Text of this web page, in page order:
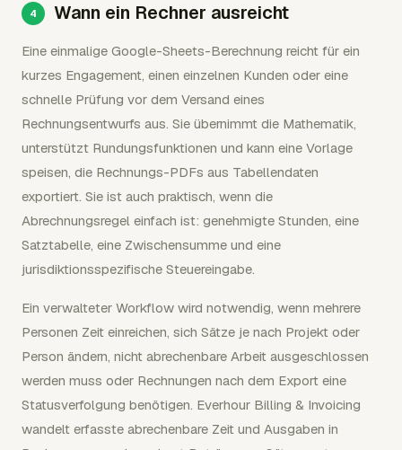
Wann ein Rechner ausreicht
Eine einmalige Google-Sheets-Berechnung reicht für ein
kurzes Engagement, einen einzelnen Kunden oder eine
schnelle Prüfung vor dem Versand eines
Rechnungsentwurfs aus. Sie übernimmt die Mathematik,
unterstützt Rundungsfunktionen und kann eine Vorlage
speisen, die Rechnungs-PDFs aus Tabellendaten
exportiert. Sie ist auch praktisch, wenn die
Abrechnungsregel einfach ist: genehmigte Stunden, eine
Satztabelle, eine Zwischensumme und eine
jurisdiktionsspezifische Steuereingabe.
Ein verwalteter Workflow wird notwendig, wenn mehrere
Personen Zeit einreichen, sich Sätze je nach Projekt oder
Person ändern, nicht abrechenbare Arbeit ausgeschlossen
werden muss oder Rechnungen nach dem Export eine
Statusverfolgung benötigen. Everhour Billing & Invoicing
wandelt erfasste abrechenbare Zeit und Ausgaben in